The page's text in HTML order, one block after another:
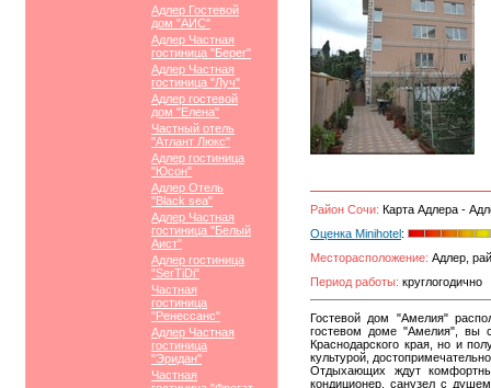
Адлер Гостевой
дом "АИС"
Адлер Частная
гостиница "Берег"
Адлер Частная
гостиница "Луч"
Адлер гостевой
дом "Елена"
Частный отель
"Атлант Люкс"
Адлер гостиница
"Юсон"
Адлер Отель
"Black sea"
Адлер Частная
гостиница "Белый
Аист"
Адлер гостиница
"SerTiDi"
Частная
гостиница
"Ренессанс"
Адлер Частная
гостиница
"Эридан"
Частная
Район Сочи: Карта Адлера -
Оценка Minihotel:
Месторасположение: Адлер,
Период работы: круглогодично
Гостевой дом "Амелия"
гостевом доме "Амелия", вы
Краснодарского края, но и
культурой,
Отдыхающих ждут
кондиционер, санузел с